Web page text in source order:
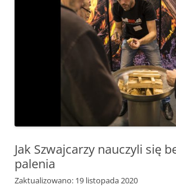
Jak Szwajcarzy nauczyli się
palenia
Zaktualizowano: 19 listopada 2020